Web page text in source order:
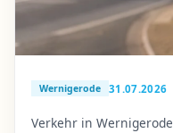
Wernigerode 31.07.2026
Verkehr in Wernigerode